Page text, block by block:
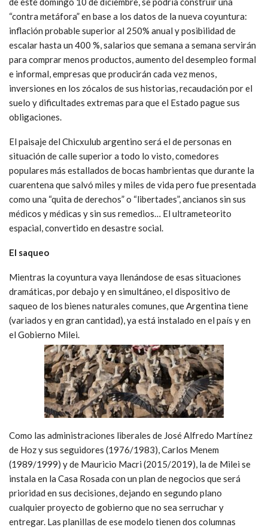
“contra metáfora” en base a los datos de la nueva coyuntura:
inflación probable superior al 250% anual y posibilidad de
escalar hasta un 400 %, salarios que semana a semana servirán
para comprar menos productos, aumento del desempleo formal
e informal, empresas que producirán cada vez menos,
inversiones en los zócalos de sus historias, recaudación por el
suelo y dificultades extremas para que el Estado pague sus
obligaciones.
El paisaje del Chicxulub argentino será el de personas en
situación de calle superior a todo lo visto, comedores
populares más estallados de bocas hambrientas que durante la
cuarentena que salvó miles y miles de vida pero fue presentada
como una “quita de derechos” o “libertades”, ancianos sin sus
médicos y médicas y sin sus remedios… El ultrameteorito
espacial, convertido en desastre social.
El saqueo
Mientras la coyuntura vaya llenándose de esas situaciones
dramáticas, por debajo y en simultáneo, el dispositivo de
saqueo de los bienes naturales comunes, que Argentina tiene
(variados y en gran cantidad), ya está instalado en el país y en
el Gobierno Milei.
Como las administraciones liberales de José Alfredo Martínez
de Hoz y sus seguidores (1976/1983), Carlos Menem
(1989/1999) y de Mauricio Macri (2015/2019), la de Milei se
instala en la Casa Rosada con un plan de negocios que será
prioridad en sus decisiones, dejando en segundo plano
cualquier proyecto de gobierno que no sea serruchar y
entregar. Las planillas de ese modelo tienen dos columnas